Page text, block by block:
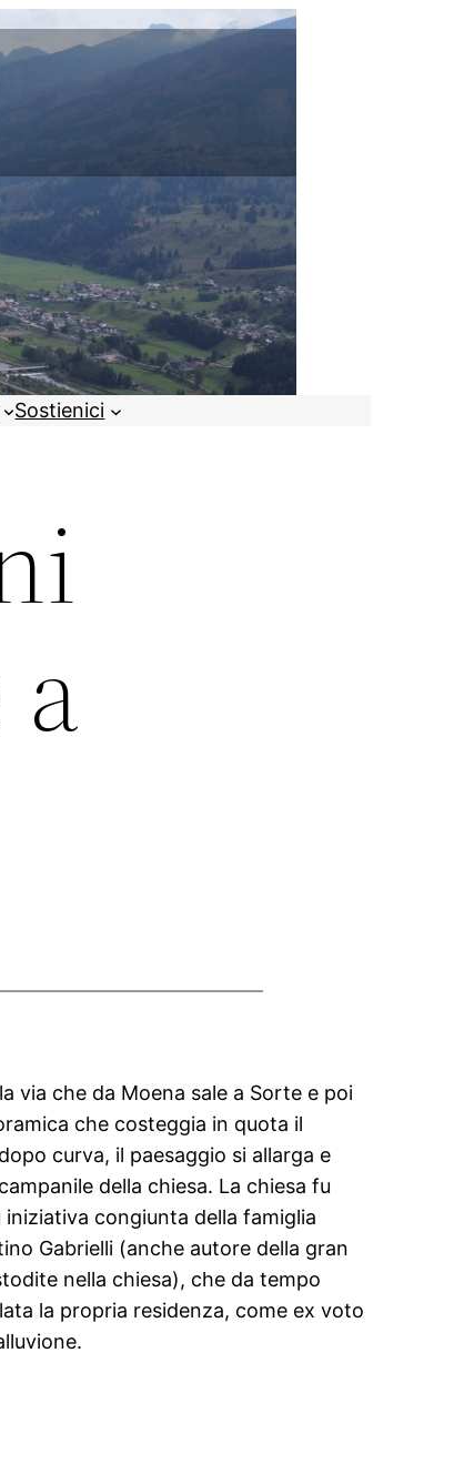
Sostienici
via che da Moena sale a Sorte e poi
che costeggia in quota il
curva, il paesaggio si allarga e
della chiesa. La chiesa fu
congiunta della famiglia
Gabrielli (anche autore della gran
nella chiesa), che da tempo
la propria residenza, come ex voto